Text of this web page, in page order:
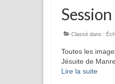
Classé dans :
Toutes les
Jésuite de
Lire la suite­­